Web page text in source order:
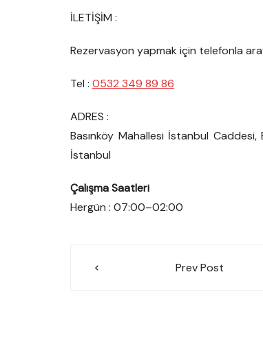
İLETİŞİM :
Rezervasyon yapmak için telefonla
Tel : 0532 349 89 86
ADRES :
Basınköy Mahallesi İstanbul Caddesi,
İstanbul
Çalışma Saatleri
Hergün : 07:00–02:00
Prev Post